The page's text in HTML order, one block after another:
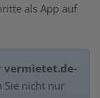
als App auf
vermietet.de-
Sie nicht nur